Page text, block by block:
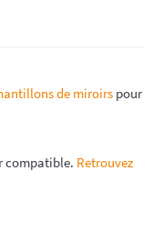
de miroirs pour
compatible. Retrouvez